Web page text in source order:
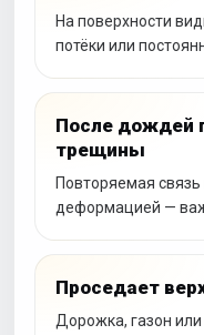
На поверхности
потёки или
После дождей
трещины
Повторяемая
деформацией —
Проседает
Дорожка, газон